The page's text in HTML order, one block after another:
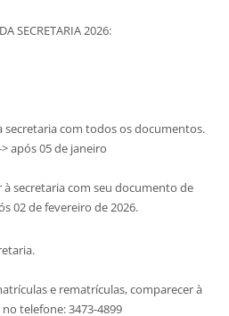
SECRETARIA 2026:
secretaria com todos os documentos.
após 05 de janeiro
à secretaria com seu documento de
02 de fevereiro de 2026.
e rematrículas, comparecer à
no telefone: 3473-4899